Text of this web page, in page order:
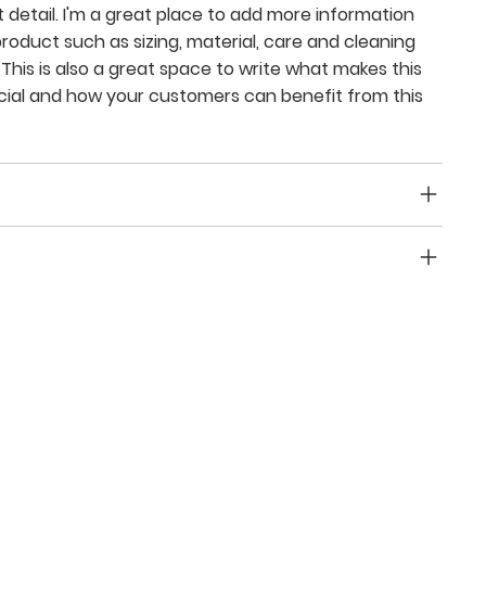
detail. I'm a great place to add more information
such as sizing, material, care and cleaning
is also a great space to write what makes this
and how your customers can benefit from this